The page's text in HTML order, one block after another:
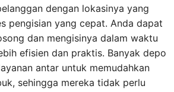
dengan lokasinya yang
pengisian yang cepat. Anda dapat
dan mengisinya dalam waktu
efisien dan praktis. Banyak depo
antar untuk memudahkan
sehingga mereka tidak perlu